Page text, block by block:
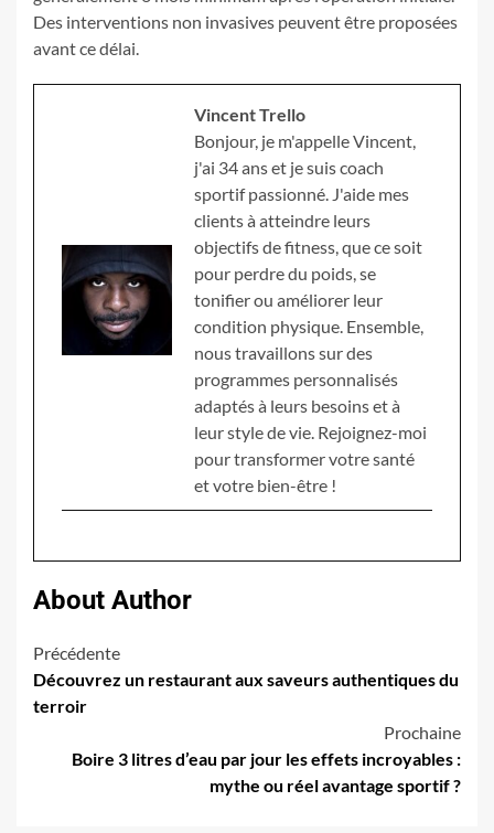
Des interventions non invasives peuvent être proposées
avant ce délai.
Vincent Trello
Bonjour, je m'appelle Vincent,
j'ai 34 ans et je suis coach
sportif passionné. J'aide mes
clients à atteindre leurs
objectifs de fitness, que ce soit
pour perdre du poids, se
tonifier ou améliorer leur
condition physique. Ensemble,
nous travaillons sur des
programmes personnalisés
adaptés à leurs besoins et à
leur style de vie. Rejoignez-moi
pour transformer votre santé
et votre bien-être !
About Author
Navigation
d’article
Précédente
Découvrez un restaurant aux saveurs authentiques du
terroir
Prochaine
Boire 3 litres d’eau par jour les effets incroyables :
mythe ou réel avantage sportif ?